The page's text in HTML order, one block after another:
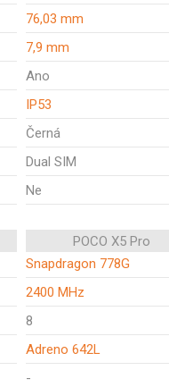
76,03 mm
7,9 mm
Ano
IP53
Černá
Dual SIM
Ne
POCO X5 Pro
Snapdragon 778G
2400 MHz
8
Adreno 642L
-